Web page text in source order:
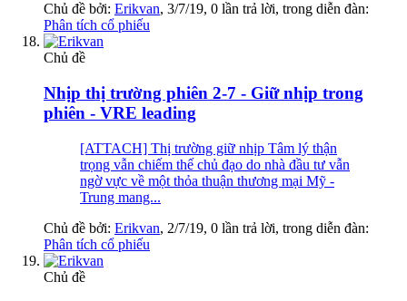
Chủ đề bởi: Erikvan, 3/7/19, 0 lần trả lời, trong diễn đàn:
Phân tích cổ phiếu
Chủ đề
Nhịp thị trường phiên 2-7 - Giữ nhịp trong
phiên - VRE leading
[ATTACH] Thị trường giữ nhịp Tâm lý thận
trọng vẫn chiếm thế chủ đạo do nhà đầu tư vẫn
ngờ vực về một thỏa thuận thương mại Mỹ -
Trung mang...
Chủ đề bởi: Erikvan, 2/7/19, 0 lần trả lời, trong diễn đàn:
Phân tích cổ phiếu
Chủ đề